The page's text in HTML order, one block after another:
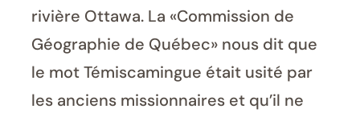
rivière Ottawa. La «Commission de
Géographie de Québec» nous dit que
le mot Témiscamingue était usité par
les anciens missionnaires et qu’il ne